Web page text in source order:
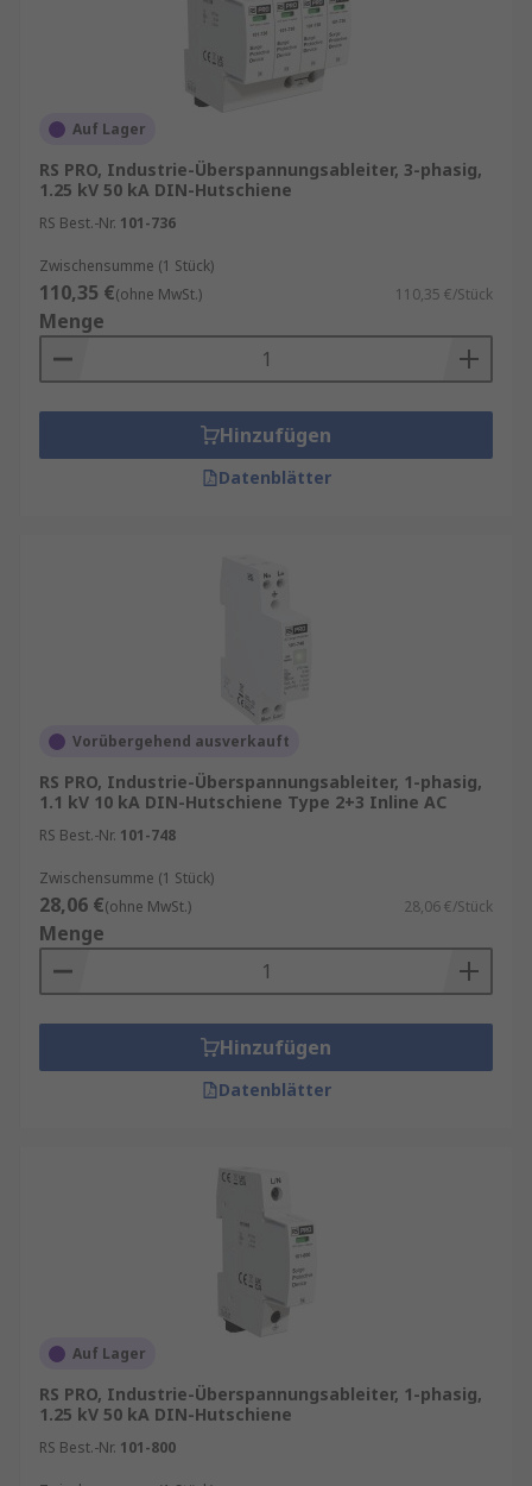
lassen sich nicht nur Reparaturkosten
reduzieren, sondern auch teure Stillstandszeiten
Auf Lager
RS PRO, Industrie-Überspannungsableiter, 3-phasig,
1.25 kV 50 kA DIN-Hutschiene
RS Best.-Nr. 101-736
Zwischensumme (1 Stück)
110,35 €(ohne MwSt.) 110,35 €/Stück
Menge
Hinzufügen
Datenblätter
Vorübergehend ausverkauft
RS PRO, Industrie-Überspannungsableiter, 1-phasig,
1.1 kV 10 kA DIN-Hutschiene Type 2+3 Inline AC
RS Best.-Nr. 101-748
Zwischensumme (1 Stück)
28,06 €(ohne MwSt.) 28,06 €/Stück
Menge
Hinzufügen
Datenblätter
Auf Lager
RS PRO, Industrie-Überspannungsableiter, 1-phasig,
1.25 kV 50 kA DIN-Hutschiene
RS Best.-Nr. 101-800